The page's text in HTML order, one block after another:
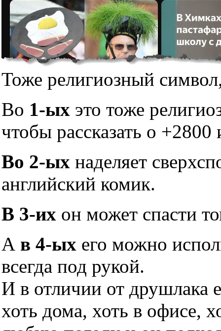
Тоже религиозный
Во 1-ых это тоже
чтобы рассказать о +2800
Во 2-ых наделяет
английский комик.
В 3-их он может спасти
А в 4-ых его можно
всегда под рукой.
И в отличии от друшлака
хоть дома, хоть в офисе,